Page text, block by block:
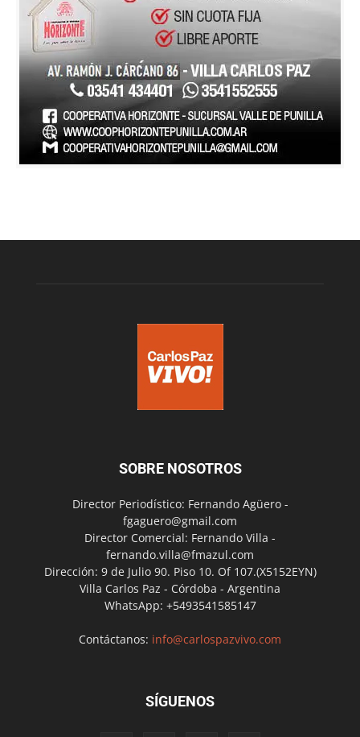
SOBRE NOSOTROS
Director Periodístico: Fernando Agüero -
fgaguero@gmail.com
Director Comercial: Fernando Villa -
fernando.villa@fmazul.com
Dirección: 9 de Julio 90. Piso 10. Of 107.(X5152EYN)
Villa Carlos Paz - Córdoba - Argentina
WhatsApp: +5493541585147
Contáctanos: info@carlospazvivo.com
SÍGUENOS